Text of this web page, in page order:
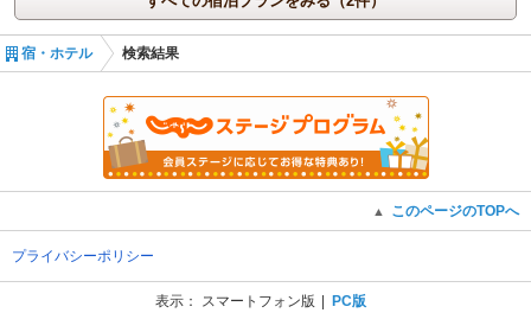
宿・ホテル 検索結果
▲ このページのTOPへ
プライバシーポリシー
表示： スマートフォン版 PC版